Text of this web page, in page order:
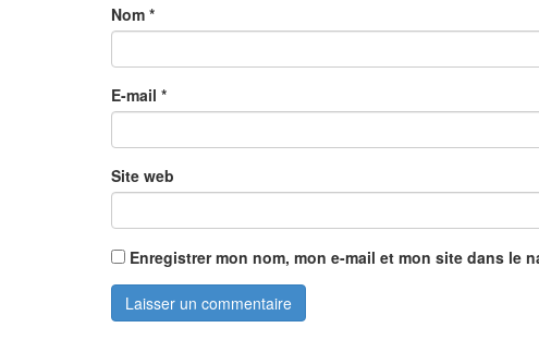
Nom *
E-mail *
Site web
Enregistrer mon nom, mon e-mail et mon site dans le